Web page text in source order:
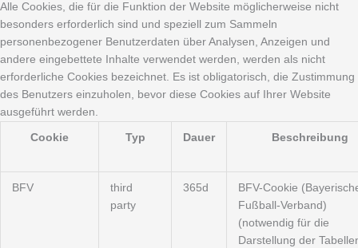
Alle Cookies, die für die Funktion der Website möglicherweise nicht
besonders erforderlich sind und speziell zum Sammeln
personenbezogener Benutzerdaten über Analysen, Anzeigen und
andere eingebettete Inhalte verwendet werden, werden als nicht
erforderliche Cookies bezeichnet. Es ist obligatorisch, die Zustimmung
des Benutzers einzuholen, bevor diese Cookies auf Ihrer Website
ausgeführt werden.
Cookie Typ Dauer Beschreibung
BFV
third
party
365d
BFV-Cookie
Fußball-Verband)
(notwendig für die
Darstellung der